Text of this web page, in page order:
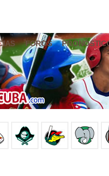
FOROS